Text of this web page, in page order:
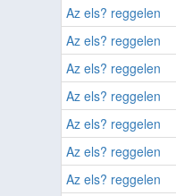
Az els? reggelen
Az els? reggelen
Az els? reggelen
Az els? reggelen
Az els? reggelen
Az els? reggelen
Az els? reggelen